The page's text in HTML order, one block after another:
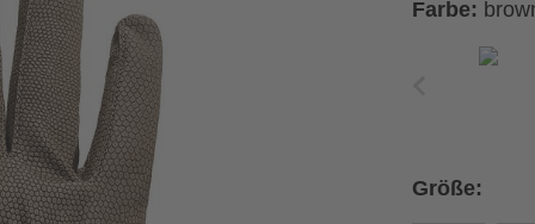
Farbe:
Größe:
Handumfang messen
aus der Größentabelle
x Umfang